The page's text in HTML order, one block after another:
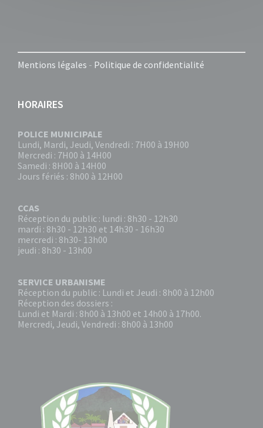
Mentions légales - Politique de confidentialité
HORAIRES
POLICE MUNICIPALE
Lundi, Mardi, Jeudi, Vendredi : 7H00 à 19H00
Mercredi : 7H00 à 14H00
Samedi : 8H00 à 14H00
Jours fériés : 8h00 à 12H00
CCAS
Réception du public : lundi : 8h30 - 12h30
mardi : 8h30 - 12h30 et 14h30 - 16h30
mercredi : 8h30- 13h00
jeudi : 8h30 - 13h00
SERVICE URBANISME
Réception du public : Lundi et Jeudi : 8h00 à 12h00
Réception des dossiers :
Lundi et Mardi : 8h00 à 13h00 et 14h00 à 17h00.
Mercredi, Jeudi, Vendredi : 8h00 à 13h00